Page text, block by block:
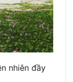
nhiên đầy